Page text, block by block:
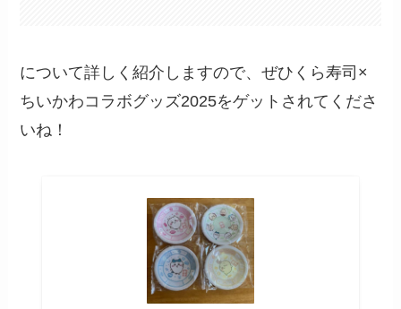
について詳しく紹介しますので、ぜひくら寿司×
ちいかわコラボグッズ2025をゲットされてくださ
いね！